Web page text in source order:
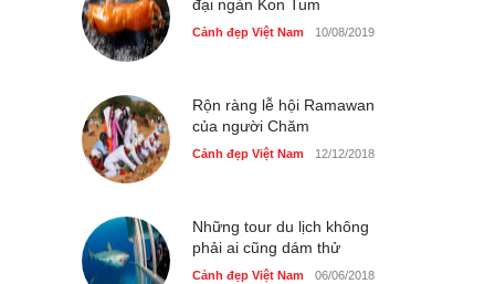
Bán đảo Sơn Trà sẽ là khu
đại ngàn Kon Tum
Cảnh đẹp Việt Nam 10/08/2019
Rộn ràng lễ hội Ramawan
của người Chăm
Cảnh đẹp Việt Nam 12/12/2018
Những tour du lịch không
phải ai cũng dám thử
Cảnh đẹp Việt Nam 06/06/2018